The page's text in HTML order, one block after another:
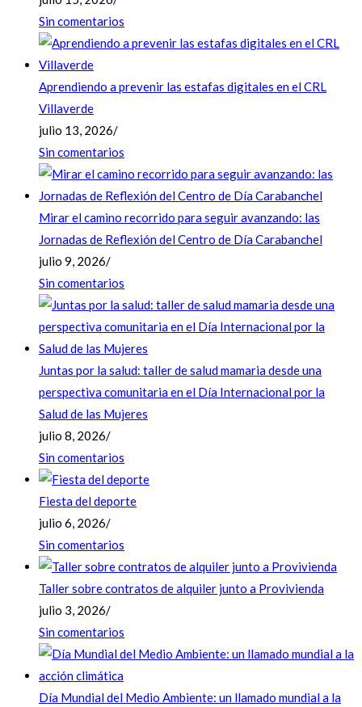
Sin comentarios
Aprendiendo a prevenir las estafas digitales en el CRL
Villaverde
julio 13, 2026/
Sin comentarios
Mirar el camino recorrido para seguir avanzando: las
Jornadas de Reflexión del Centro de Día Carabanchel
julio 9, 2026/
Sin comentarios
Juntas por la salud: taller de salud mamaria desde una
perspectiva comunitaria en el Día Internacional por la
Salud de las Mujeres
julio 8, 2026/
Sin comentarios
Fiesta del deporte
julio 6, 2026/
Sin comentarios
Taller sobre contratos de alquiler junto a Provivienda
julio 3, 2026/
Sin comentarios
Día Mundial del Medio Ambiente: un llamado mundial a la